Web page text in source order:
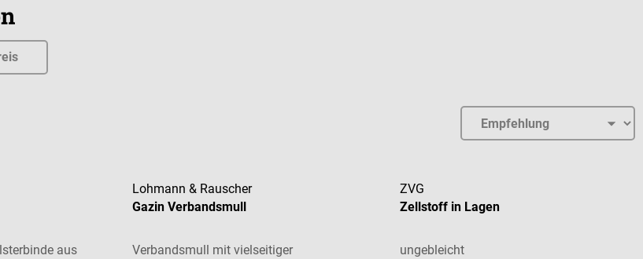
aus
Lohmann & Rauscher
Gazin Verbandsmull
Verbandsmull mit vielseitiger
ZVG
Zellstoff in Lagen
ungebleicht